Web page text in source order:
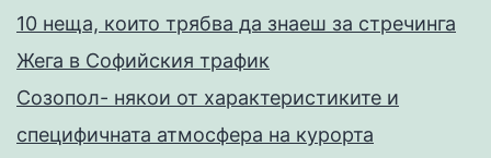
10 неща, които трябва да знаеш за стречинга
Жега в Софийския трафик
Созопол- някои от характеристиките и
специфичната атмосфера на курорта